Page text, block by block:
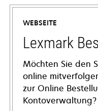
WEBSEITE
Lexmark
Möchten Sie den
online
zur Online
Kontoverwaltung?